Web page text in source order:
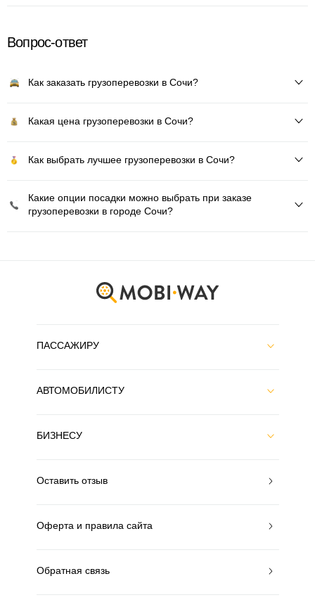
Вопрос-ответ
Как заказать грузоперевозки в Сочи?
Какая цена грузоперевозки в Сочи?
Как выбрать лучшее грузоперевозки в Сочи?
Какие опции посадки можно выбрать при заказе
грузоперевозки в городе Сочи?
ПАССАЖИРУ
АВТОМОБИЛИСТУ
БИЗНЕСУ
Оставить отзыв
Оферта и правила сайта
Обратная связь